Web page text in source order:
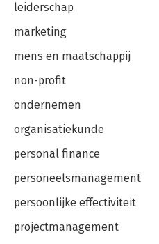
leiderschap
marketing
mens en maatschappij
non-profit
ondernemen
organisatiekunde
personal finance
personeelsmanagement
persoonlijke effectiviteit
projectmanagement